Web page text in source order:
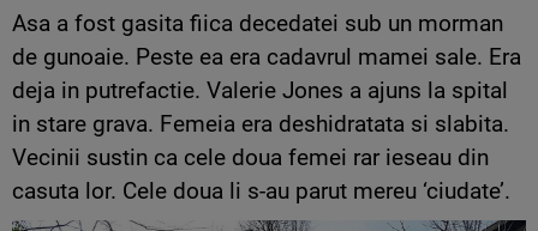
Asa a fost gasita fiica decedatei sub un morman
de gunoaie. Peste ea era cadavrul mamei sale. Era
deja in putrefactie. Valerie Jones a ajuns la spital
in stare grava. Femeia era deshidratata si slabita.
Vecinii sustin ca cele doua femei rar ieseau din
casuta lor. Cele doua li s-au parut mereu ‘ciudate’.